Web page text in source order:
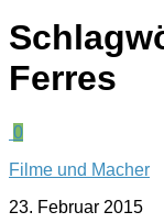
Ferres
0
Filme und Macher
23. Februar 2015